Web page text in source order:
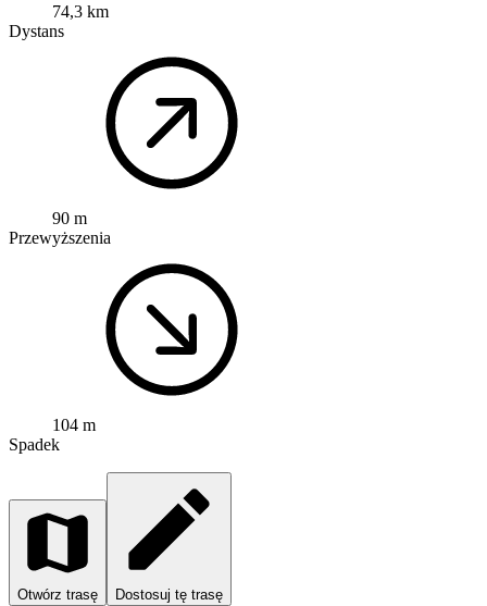
74,3 km
Dystans
90 m
Przewyższenia
104 m
Spadek
Otwórz trasę Dostosuj tę trasę